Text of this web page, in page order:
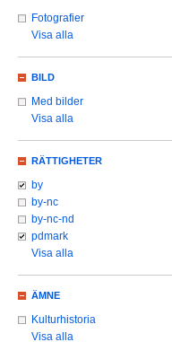
Fotografier
Visa alla
BILD
Med bilder
Visa alla
RÄTTIGHETER
by
by-nc
by-nc-nd
pdmark
Visa alla
ÄMNE
Kulturhistoria
Visa alla